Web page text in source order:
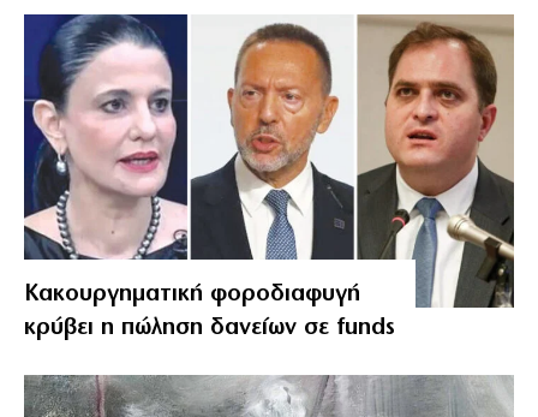
Κακουργηματική φοροδιαφυγή
κρύβει η πώληση δανείων σε funds